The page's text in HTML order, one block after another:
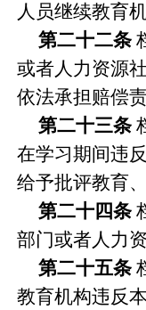
人员继续教育
第二十二条
或者人力资源
依法承担赔偿
第二十三条
在学习期间违
给予批评教育
第二十四条
部门或者人力
第二十五条
教育机构违反